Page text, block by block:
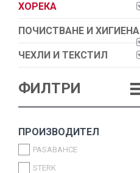
ХОРЕКА
ПОЧИСТВАНЕ И ХИГИЕНА
ЧЕХЛИ И ТЕКСТИЛ
ФИЛТРИ
ПРОИЗВОДИТЕЛ
PASABAHCE
STERK